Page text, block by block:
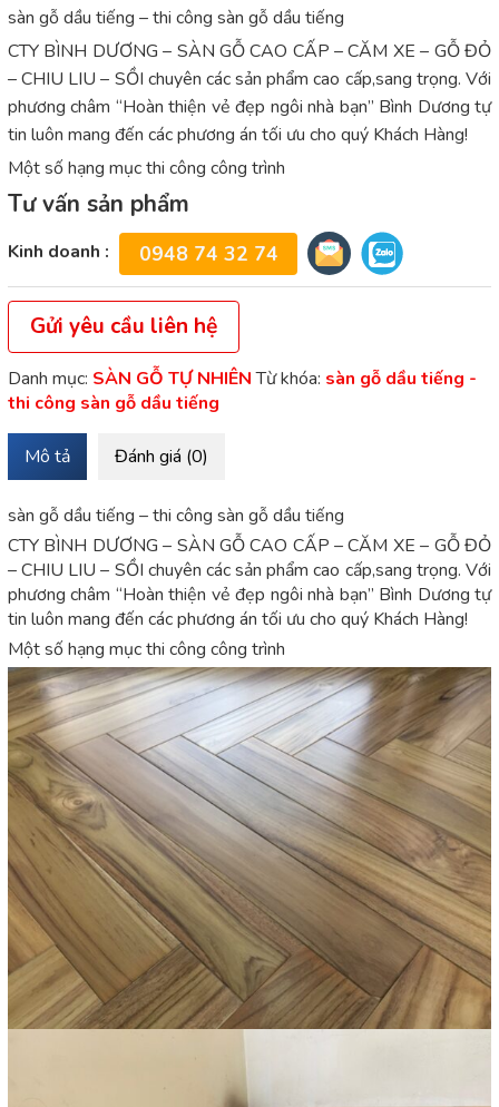
sàn gỗ dầu tiếng – thi công sàn gỗ dầu tiếng
CTY BÌNH DƯƠNG – SÀN GỖ CAO CẤP – CĂM XE – GỖ ĐỎ
– CHIU LIU – SỒI chuyên các sản phẩm cao cấp,sang trọng. Với
phương châm “Hoàn thiện vẻ đẹp ngôi nhà bạn” Bình Dương tự
tin luôn mang đến các phương án tối ưu cho quý Khách Hàng!
Một số hạng mục thi công công trình
Tư vấn sản phẩm
Kinh doanh : 0948 74 32 74
Gửi yêu cầu liên hệ
Danh mục: SÀN GỖ TỰ NHIÊN Từ khóa: sàn gỗ dầu tiếng -
thi công sàn gỗ dầu tiếng
Mô tả Đánh giá (0)
sàn gỗ dầu tiếng – thi công sàn gỗ dầu tiếng
CTY BÌNH DƯƠNG – SÀN GỖ CAO CẤP – CĂM XE – GỖ ĐỎ
– CHIU LIU – SỒI chuyên các sản phẩm cao cấp,sang trọng. Với
phương châm “Hoàn thiện vẻ đẹp ngôi nhà bạn” Bình Dương tự
tin luôn mang đến các phương án tối ưu cho quý Khách Hàng!
Một số hạng mục thi công công trình